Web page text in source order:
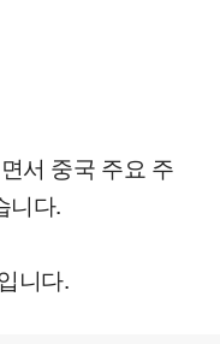
서 중국 주요 주
니다.
니다.